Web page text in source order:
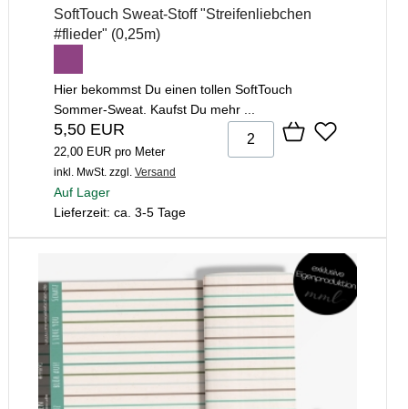
SoftTouch Sweat-Stoff "Streifenliebchen
#flieder" (0,25m)
Hier bekommst Du einen tollen SoftTouch
Sommer-Sweat. Kaufst Du mehr ...
5,50 EUR
22,00 EUR pro Meter
inkl. MwSt. zzgl. Versand
Auf Lager
Lieferzeit: ca. 3-5 Tage